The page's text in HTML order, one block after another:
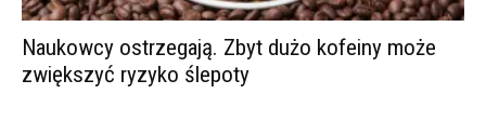
Naukowcy ostrzegają. Zbyt dużo kofeiny może
zwiększyć ryzyko ślepoty